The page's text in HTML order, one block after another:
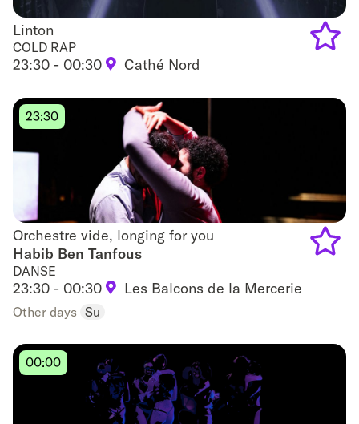
Linton
Linton
COLD RAP
23:30 - 00:30 Cathé Nord
to
Orchestre vide, longing for you
Orchestre vide, longing for you
Habib Ben Tanfous
DANSE
23:30 - 00:30 Les Balcons de la Mercerie
23:30
Other days Su
00:00